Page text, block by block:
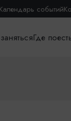
Календарь событий
Где